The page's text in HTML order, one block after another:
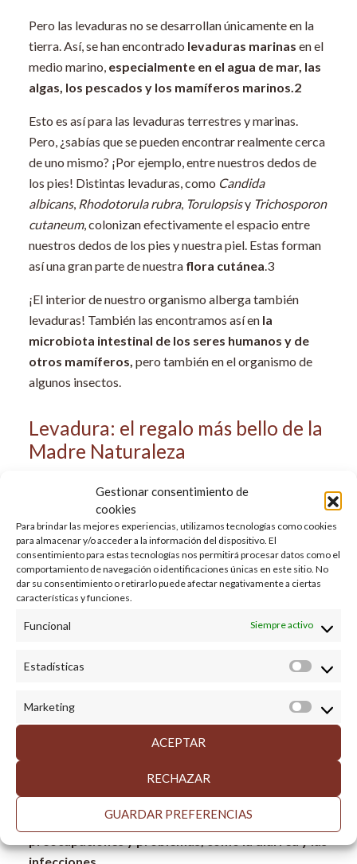
Gestionar consentimiento de
cookies
Para brindar las mejores experiencias, utilizamos tecnologías como cookies
para almacenar y/o acceder a la información del dispositivo. El
consentimiento para estas tecnologías nos permitirá procesar datos como el
comportamiento de navegación o identificaciones únicas en este sitio. No
dar su consentimiento o retirarlo puede afectar negativamente a ciertas
características y funciones.
Funcional Siempre activo
Estadísticas
Marketing
ACEPTAR
RECHAZAR
GUARDAR PREFERENCIAS
Pero las levaduras no se desarrollan únicamente en la
tierra. Así, se han encontrado levaduras marinas en el
medio marino, especialmente en el agua de mar, las
algas, los pescados y los mamíferos marinos. 2
Esto es así para las levaduras terrestres y marinas.
Pero, ¿sabías que se pueden encontrar realmente cerca
de uno mismo? ¡Por ejemplo, entre nuestros dedos de
los pies! Distintas levaduras, como Candida
albicans, Rhodotorula rubra, Torulopsisy Trichosporon
cutaneum, colonizan efectivamente el espacio entre
nuestros dedos de los pies y nuestra piel. Estas forman
así una gran parte de nuestra flora cutánea 3
¡El interior de nuestro organismo alberga también
levaduras! También las encontramos así en la
microbiota intestinal de los seres humanos y de
otros mamíferos, pero también en el organismo de
algunos insectos.
Levadura: el regalo más bello de la
Madre Naturaleza
La levadura es la aliada de muchos organismos
presentes en la naturaleza. Esta los protege,
favorece su salud o mejora su reproducción.
aumentar la temperatura de algunas flores que
colonizan, las levaduras atraen los insectos
polinizadores que transportarán los granos de
polen.
La levadura protege también algunas especies
contribuyen así a su salud.
sistema digestivo son uno de los constituyentes de
nuestra microbiota intestinal y contribuyen, debido a
nuestras defensas y nos ayudan a mantenernos con
buena salud.La microbiota natural, y especialmente
las levaduras, nos protegen de diversas